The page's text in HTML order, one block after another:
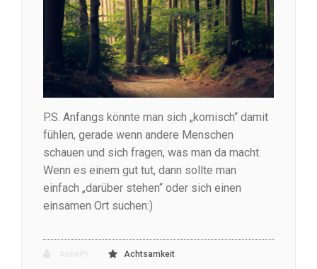
P.S. Anfangs könnte man sich „komisch“ damit
fühlen, gerade wenn andere Menschen
schauen und sich fragen, was man da macht.
Wenn es einem gut tut, dann sollte man
einfach „darüber stehen“ oder sich einen
einsamen Ort suchen:)
Achtsamkeit